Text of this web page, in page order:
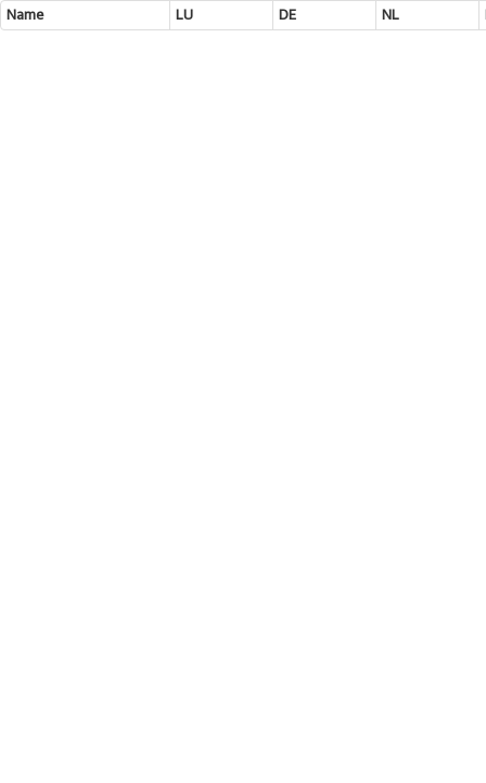
Name LU DE NL